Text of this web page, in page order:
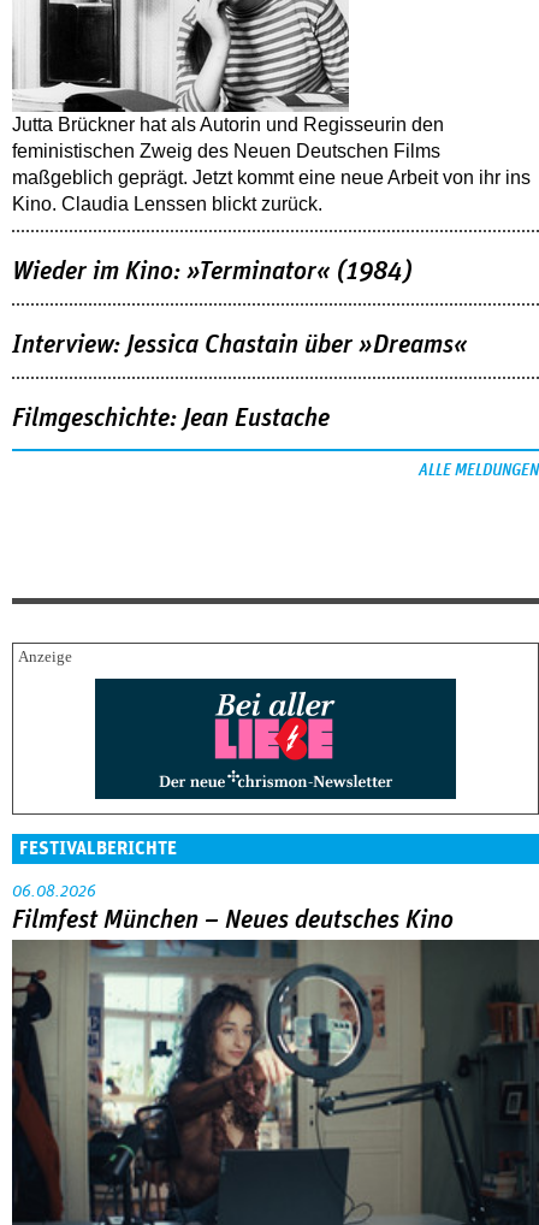
Jutta Brückner hat als Autorin und Regisseurin den
feministischen Zweig des Neuen Deutschen Films
maßgeblich geprägt. Jetzt kommt eine neue Arbeit von ihr ins
Kino. Claudia Lenssen blickt zurück.
Wieder im Kino: »Terminator« (1984)
Interview: Jessica Chastain über »Dreams«
Filmgeschichte: Jean Eustache
ALLE MELDUNGEN
FESTIVALBERICHTE
06.08.2026
Filmfest München – Neues deutsches Kino